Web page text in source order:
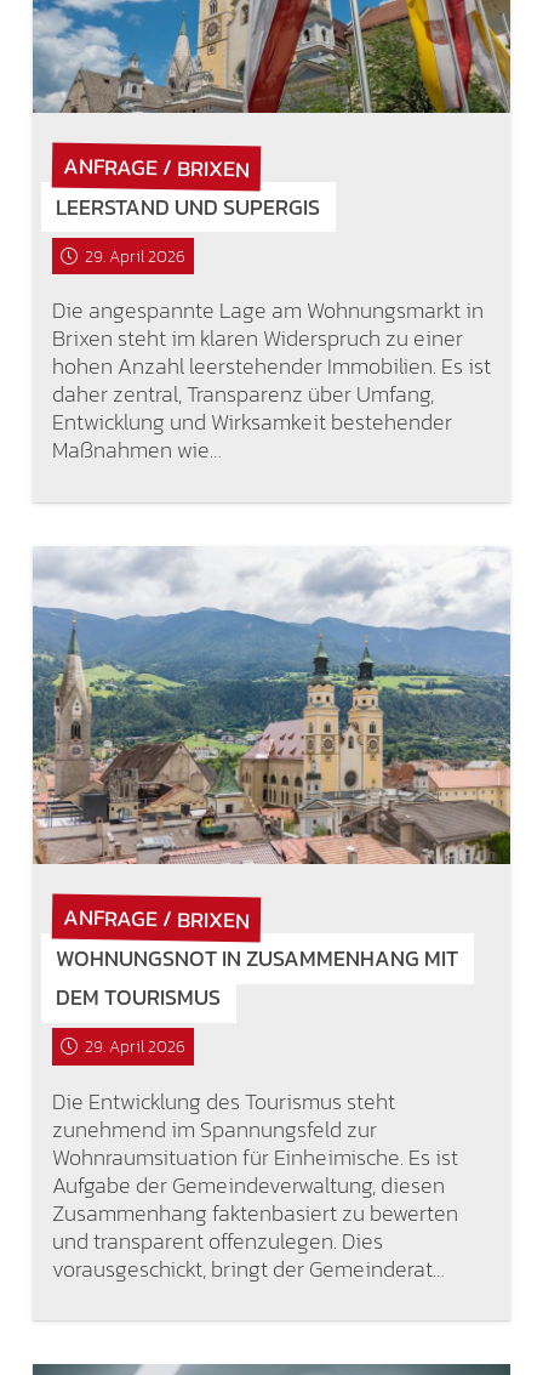
ANFRAGE / BRIXEN
LEERSTAND UND SUPERGIS
29. April 2026
Die angespannte Lage am Wohnungsmarkt in
Brixen steht im klaren Widerspruch zu einer
hohen Anzahl leerstehender Immobilien. Es ist
daher zentral, Transparenz über Umfang,
Entwicklung und Wirksamkeit bestehender
Maßnahmen wie…
ANFRAGE / BRIXEN
WOHNUNGSNOT IN ZUSAMMENHANG MIT
DEM TOURISMUS
29. April 2026
Die Entwicklung des Tourismus steht
zunehmend im Spannungsfeld zur
Wohnraumsituation für Einheimische. Es ist
Aufgabe der Gemeindeverwaltung, diesen
Zusammenhang faktenbasiert zu bewerten
und transparent offenzulegen. Dies
vorausgeschickt, bringt der Gemeinderat…